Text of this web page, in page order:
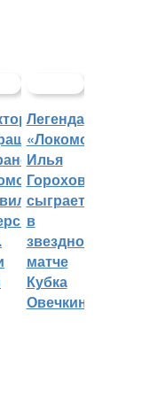
Легенда
«Локомотива»
Илья
Горохов
сыграет
в
звездном
матче
Кубка
Овечкина